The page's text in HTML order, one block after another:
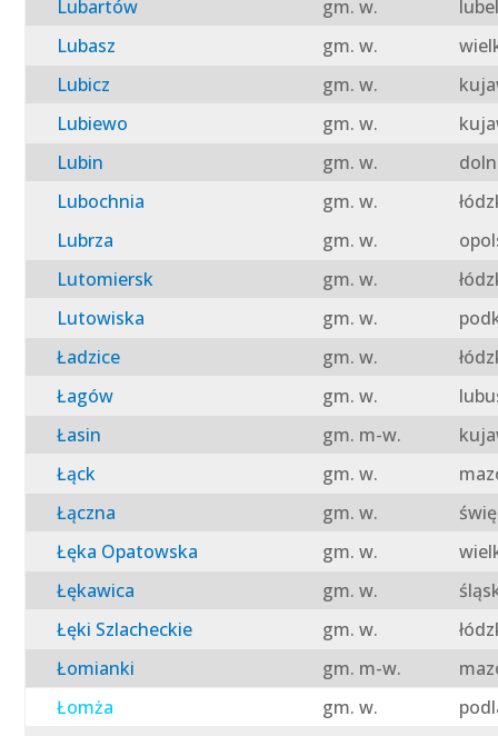
Lubartów gm. w.
Lubasz
gm. w.
Lubicz
gm. w.
Lubiewo
gm. w.
Lubin
gm. w.
Lubochnia
gm. w.
Lubrza
gm. w.
Lutomiersk
gm. w.
Lutowiska
gm. w.
Ładzice
gm. w.
Łagów
gm. w.
Łasin
gm. m-w.
Łąck
gm. w.
Łączna
gm. w.
Łęka Opatowska
gm. w.
Łękawica
gm. w.
Łęki Szlacheckie
gm. w.
Łomianki
gm. m-w.
Łomża
gm. w.